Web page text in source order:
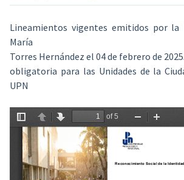
Lineamientos vigentes emitidos por la
María
Torres Hernández el 04 de febrero de
obligatoria para las Unidades de la
UPN